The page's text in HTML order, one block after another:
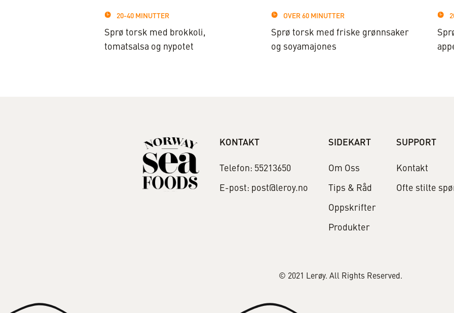
20-40 MINUTTER
Sprø torsk med brokkoli,
tomatsalsa og nypotet
OVER 60 MINUTTER
Sprø torsk med friske grønnsaker
og soyamajones
KONTAKT
Telefon: 55213650
E-post: post@leroy.no
SIDEKART
Om Oss
Tips & Råd
Oppskrifter
Produkter
SUPPORT
Kontakt
Ofte stilte
© 2021 Lerøy. All Rights Reserved.